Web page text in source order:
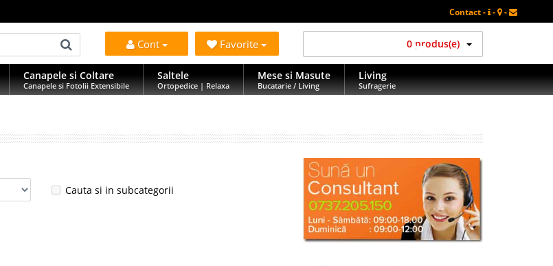
Contact - - -
Cont Favorite 0 produs(e)
Canapele si Coltare
Canapele si Fotolii Extensibile
Saltele
Ortopedice | Relaxa
Mese si Masute
Bucatarie / Living
Living
Sufragerie
Cauta si in subcategorii